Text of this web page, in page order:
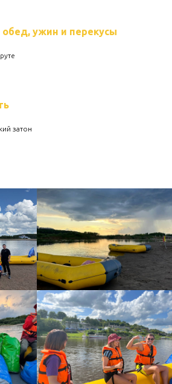
обед, ужин и перекусы
затон